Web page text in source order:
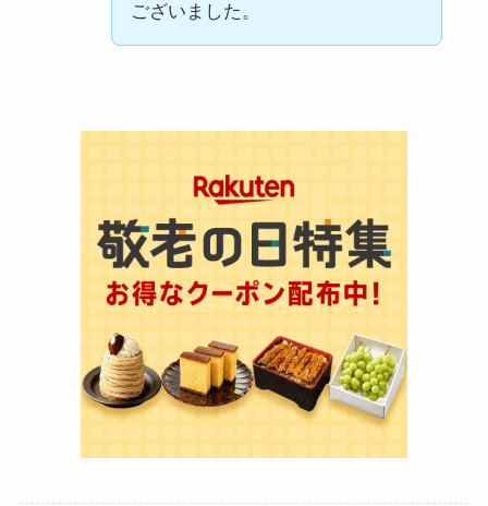
ございました。